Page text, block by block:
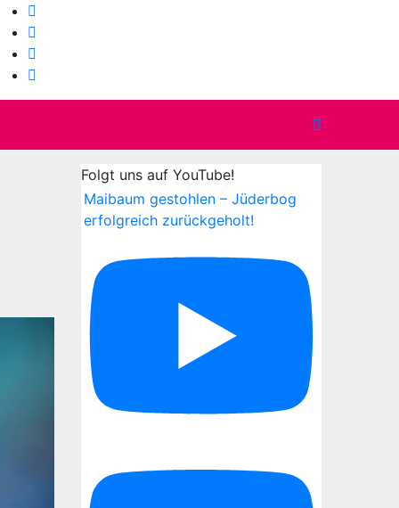
Folgt uns auf YouTube!
Maibaum gestohlen – Jüderbog
erfolgreich zurückgeholt!